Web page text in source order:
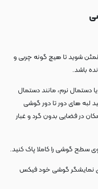
شوید تا هیچ گونه چربی و
باشد.
دستمال نرم، مانند دستمال
لبه های دور تا دور گوشی
در فضایی بدون گرد و غبار
سطح گوشی را کاملا پاک کنید.
نمایشگر گوشی خود فیکس